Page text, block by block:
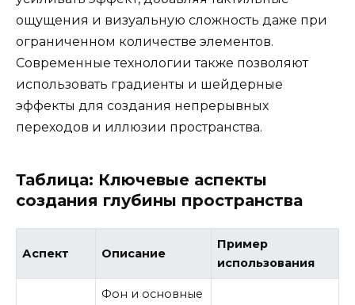
ощущения и визуальную сложность даже при
ограниченном количестве элементов.
Современные технологии также позволяют
использовать градиенты и шейдерные
эффекты для создания непрерывных
переходов и иллюзии пространства.
Таблица: Ключевые аспекты
создания глубины пространства
Аспект Описание
Пример
использования
Фон и основные